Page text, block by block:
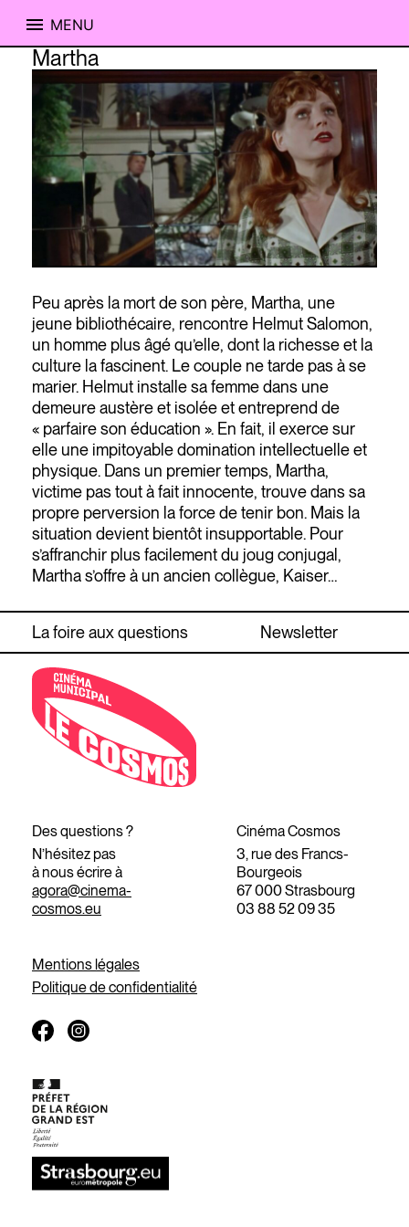
content
MENU
Martha
Peu après la mort de son père, Martha, une
jeune bibliothécaire, rencontre Helmut Salomon,
un homme plus âgé qu’elle, dont la richesse et la
culture la fascinent. Le couple ne tarde pas à se
marier. Helmut installe sa femme dans une
demeure austère et isolée et entreprend de
« parfaire son éducation ». En fait, il exerce sur
elle une impitoyable domination intellectuelle et
physique. Dans un premier temps, Martha,
victime pas tout à fait innocente, trouve dans sa
propre perversion la force de tenir bon. Mais la
situation devient bientôt insupportable. Pour
s’affranchir plus facilement du joug conjugal,
Martha s’offre à un ancien collègue, Kaiser…
La foire aux questions Newsletter
Des questions ?
N’hésitez pas
à nous écrire à
agora@cinema-
cosmos.eu
Cinéma Cosmos
3, rue des Francs-
Bourgeois
67 000 Strasbourg
03 88 52 09 35
Mentions légales
Politique de confidentialité